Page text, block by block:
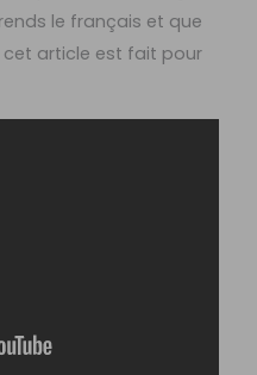
le français et que
cet article est fait pour